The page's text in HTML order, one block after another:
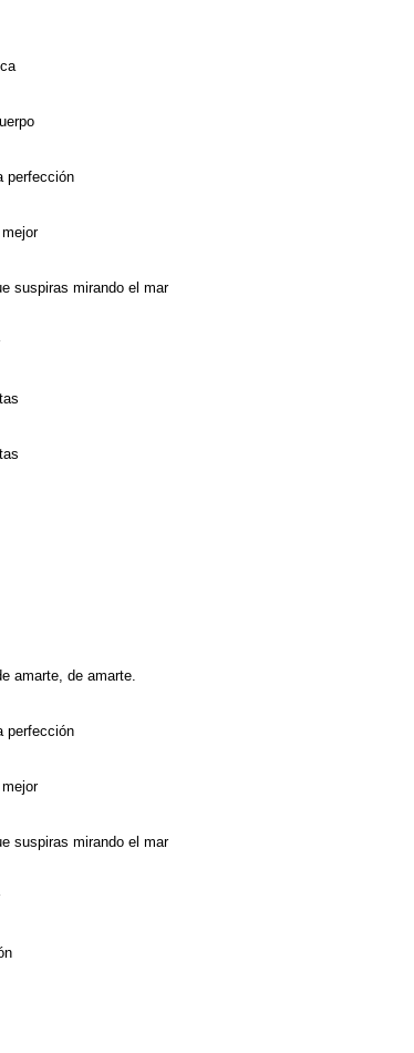
perfección
suspiras mirando el mar
amarte, de amarte.
perfección
suspiras mirando el mar